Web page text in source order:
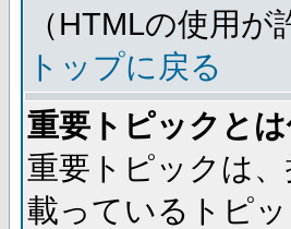
（HTMLの使用
トップに戻る
重要トピックと
重要トピックは
載っているトピ